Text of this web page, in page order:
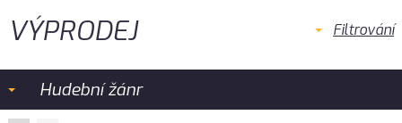
VÝPRODEJ Filtrování
Hudební žánr